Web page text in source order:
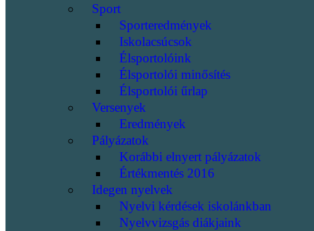
Sport
Sporteredmények
Iskolacsúcsok
Élsportolóink
Élsportolói minősítés
Élsportolói űrlap
Versenyek
Eredmények
Pályázatok
Korábbi elnyert pályázatok
Értékmentés 2016
Idegen nyelvek
Nyelvi kérdések iskolánkban
Nyelvvizsgás diákjaink